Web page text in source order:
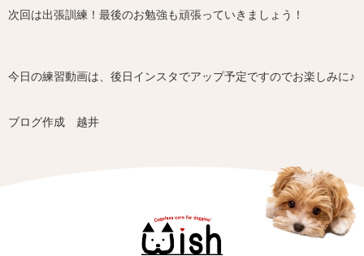
次回は出張訓練！最後のお勉強も頑張っていきましょう！
今日の練習動画は、後日インスタでアップ予定ですのでお楽しみに♪
ブログ作成 越井